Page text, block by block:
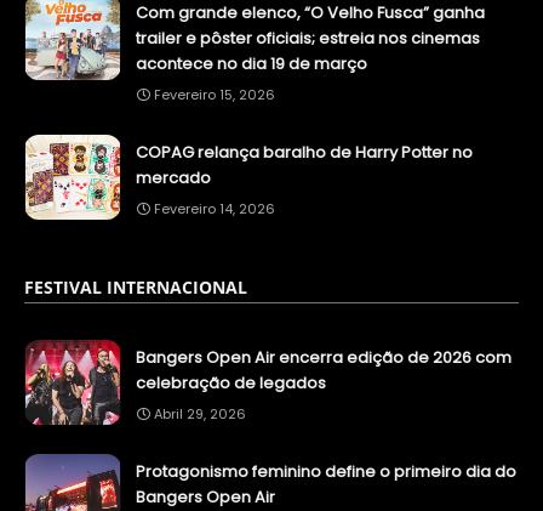
Com grande elenco, “O Velho Fusca” ganha
trailer e pôster oficiais; estreia nos cinemas
acontece no dia 19 de março
Fevereiro 15, 2026
COPAG relança baralho de Harry Potter no
mercado
Fevereiro 14, 2026
FESTIVAL INTERNACIONAL
Bangers Open Air encerra edição de 2026 com
celebração de legados
Abril 29, 2026
Protagonismo feminino define o primeiro dia do
Bangers Open Air